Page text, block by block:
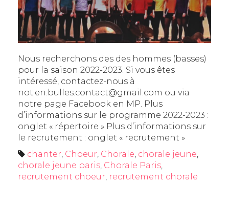
Nous recherchons des des hommes (basses)
pour la saison 2022-2023. Si vous êtes
intéressé, contactez-nous à
not.en.bulles.contact@gmail.com ou via
notre page Facebook en MP. Plus
d’informations sur le programme 2022-2023 :
onglet « répertoire » Plus d’informations sur
le recrutement : onglet « recrutement »
chanter, Choeur, Chorale, chorale jeune,
chorale jeune paris, Chorale Paris,
recrutement choeur, recrutement chorale